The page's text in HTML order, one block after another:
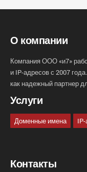
О компании
Компания ООО «и7»
и IP-адресов с 2007
как надежный партнер
Услуги
Доменные имена
Контакты